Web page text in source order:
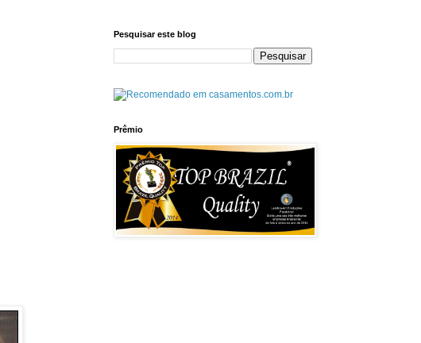
Pesquisar este blog
Prêmio